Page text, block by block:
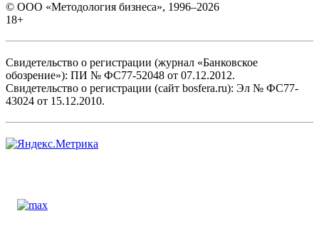
© ООО «Методология бизнеса», 1996–2026
18+
Свидетельство о регистрации (журнал «Банковское
обозрение»): ПИ № ФС77-52048 от 07.12.2012.
Свидетельство о регистрации (сайт bosfera.ru): Эл № ФС77-
43024 от 15.12.2010.